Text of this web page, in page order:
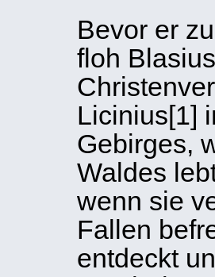
Bevor er
floh
Licinius[1]
Gebirges,
Waldes
wenn sie
Fallen
entdeckt